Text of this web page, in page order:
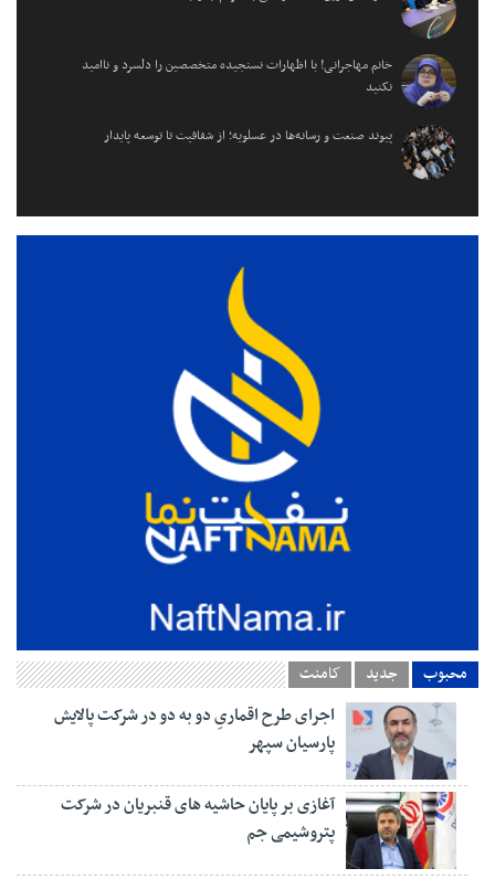
خانم مهاجرانی! با اظهارات نسنجیده متخصصین را دلسرد و ناامید
نکنید
پیوند صنعت و رسانه‌ها در عسلویه؛ از شفافیت تا توسعه پایدار
محبوب جدید کامنت
اجرای طرح اقماریِ دو به دو در شرکت پالایش
پارسیان سپهر
آغازی بر پایان حاشیه های قنبریان در شرکت
پتروشیمی جم